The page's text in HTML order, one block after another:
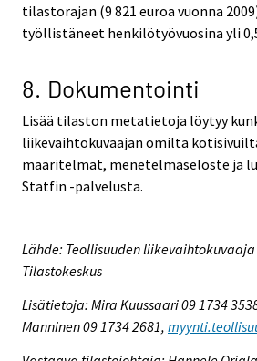
tilastorajan (9 821 euroa vuonna
työllistäneet henkilötyövuosina yli
8. Dokumentointi
Lisää tilaston metatietoja löytyy
liikevaihtokuvaajan omilta
määritelmät, menetelmäseloste ja
Statfin -palvelusta.
Lähde: Teollisuuden
Tilastokeskus
Lisätietoja: Mira Kuussaari 09 1734
Manninen 09 1734 2681,